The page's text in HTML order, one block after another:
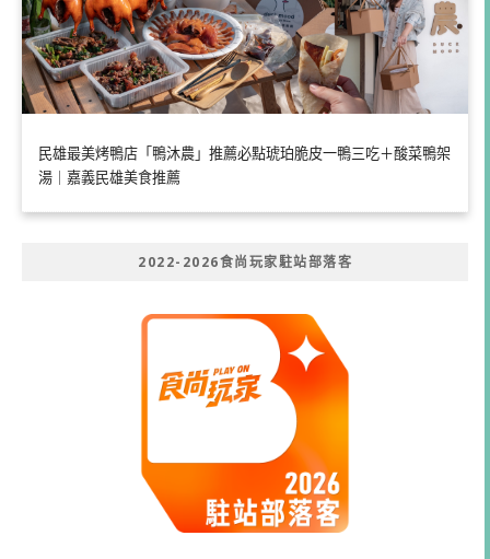
民雄最美烤鴨店「鴨沐農」推薦必點琥珀脆皮一鴨三吃＋酸菜鴨架
湯｜嘉義民雄美食推薦
2022-2026食尚玩家駐站部落客